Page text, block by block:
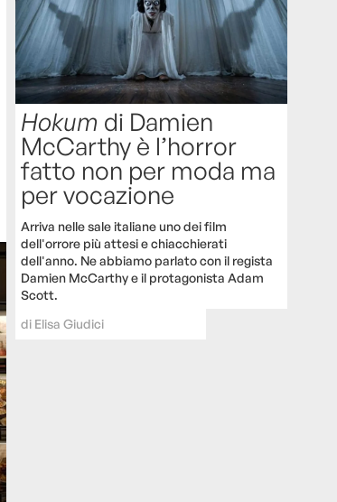
Hokum di Damien
McCarthy è l’horror
fatto non per moda ma
per vocazione
Arriva nelle sale italiane uno dei film
dell'orrore più attesi e chiacchierati
dell'anno. Ne abbiamo parlato con il regista
Damien McCarthy e il protagonista Adam
Scott.
di Elisa Giudici